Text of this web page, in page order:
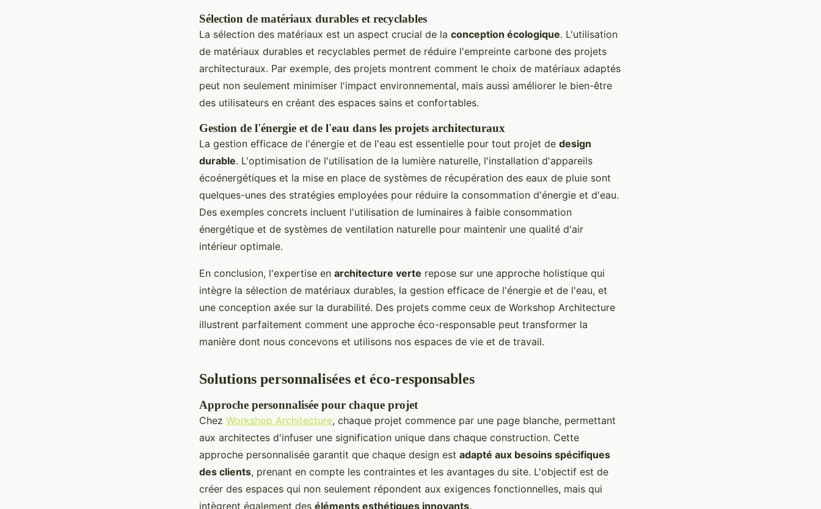
Sélection de matériaux durables et recyclables
La sélection des matériaux est un aspect crucial de la conception écologique. L'utilisation
de matériaux durables et recyclables permet de réduire l'empreinte carbone des projets
architecturaux. Par exemple, des projets montrent comment le choix de matériaux adaptés
peut non seulement minimiser l'impact environnemental, mais aussi améliorer le bien-être
des utilisateurs en créant des espaces sains et confortables.
Gestion de l'énergie et de l'eau dans les projets architecturaux
La gestion efficace de l'énergie et de l'eau est essentielle pour tout projet de design
durable. L'optimisation de l'utilisation de la lumière naturelle, l'installation d'appareils
écoénergétiques et la mise en place de systèmes de récupération des eaux de pluie sont
quelques-unes des stratégies employées pour réduire la consommation d'énergie et d'eau.
Des exemples concrets incluent l'utilisation de luminaires à faible consommation
énergétique et de systèmes de ventilation naturelle pour maintenir une qualité d'air
intérieur optimale.
En conclusion, l'expertise en architecture verte repose sur une approche holistique qui
intègre la sélection de matériaux durables, la gestion efficace de l'énergie et de l'eau, et
une conception axée sur la durabilité. Des projets comme ceux de Workshop Architecture
illustrent parfaitement comment une approche éco-responsable peut transformer la
manière dont nous concevons et utilisons nos espaces de vie et de travail.
Solutions personnalisées et éco-responsables
Approche personnalisée pour chaque projet
Chez Workshop Architecture, chaque projet commence par une page blanche, permettant
aux architectes d'infuser une signification unique dans chaque construction. Cette
approche personnalisée garantit que chaque design est adapté aux besoins spécifiques
des clients, prenant en compte les contraintes et les avantages du site. L'objectif est de
créer des espaces qui non seulement répondent aux exigences fonctionnelles, mais qui
intègrent également des éléments esthétiques innovants.